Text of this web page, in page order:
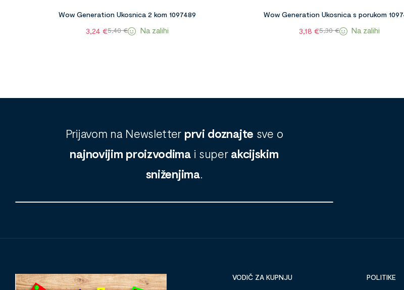
Wow Generation Ukosnica 2 kom 1097489
5,40€
3,24€ Na zalihi
Wow Generation Ukosnica s porukom
5,30€
3,18 € Na zalihi
Prijavom na Newsletter prvi doznajte sve o
najnovijim proizvodimai super akcijskim
sniženjima.
VODIČ ZA KUPNJU POLITIKE